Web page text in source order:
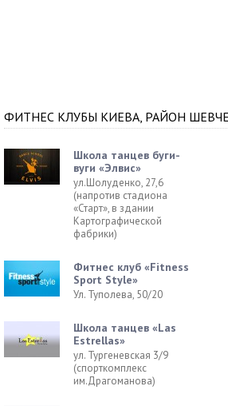
ФИТНЕС КЛУБЫ КИЕВА, РАЙОН
Школа танцев буги-
вуги «Элвис»
ул.Шолуденко, 27,6
(напротив стадиона
«Старт», в здании
Картографической
фабрики)
Фитнес клуб «Fitness
Sport Style»
Ул. Туполева, 50/20
Школа танцев «Las
Estrellas»
ул. Тургеневская 3/9
(спорткомплекс
им.Драгоманова)